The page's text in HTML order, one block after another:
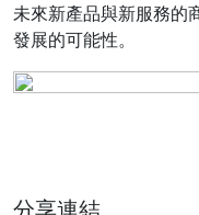
未來新產品與新服務的
發展的可能性。
分享連結